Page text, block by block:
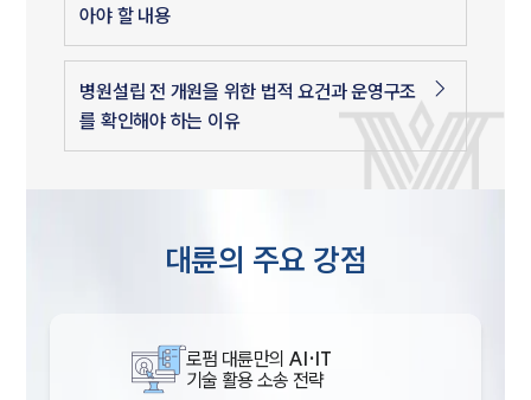
아야 할 내용
병원설립 전 개원을 위한 법적 요건과 운영구조
를 확인해야 하는 이유
대륜의 주요 강점
로펌 대륜만의 AI·IT
기술 활용 소송 전략